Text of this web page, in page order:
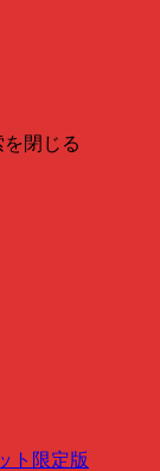
ト限定版